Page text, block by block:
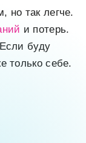
но так легче.
и потерь.
буду
только себе.